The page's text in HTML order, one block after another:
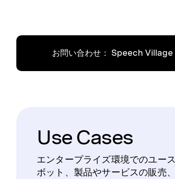
お問い合わせ： Speech Village
Use Cases
エンタープライズ環境でのユー
ボット、製品やサービスの販売